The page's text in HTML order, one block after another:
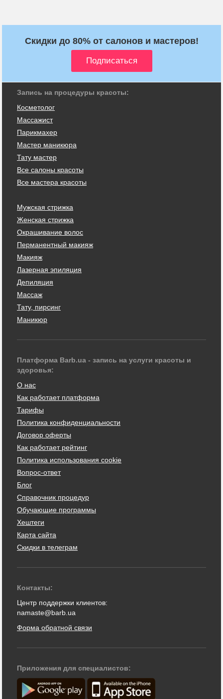
Скидки до 80% от салонов и мастеров!
Запись на процедуры красоты:
Косметолог
Массажист
Парикмахер
Мастер маникюра
Тату мастер
Все салоны красоты
Все мастера красоты
Мужская стрижка
Женская стрижка
Окрашивание волос
Перманентный макияж
Макияж
Лазерная эпиляция
Депиляция
Массаж
Тату, пирсинг
Маникюр
Платформа Barb.ua - запись на услуги красоты и
здоровья:
О нас
Как работает платформа
Тарифы
Политика конфиденциальности
Договор оферты
Как работает рейтинг
Политика использования cookie
Вопрос-ответ
Блог
Справочник процедур
Обучающие программы
Хештеги
Карта сайта
Скидки в телеграм
Контакты:
Центр поддержки клиентов:
namaste@barb.ua
Форма обратной связи
Приложения для специалистов: